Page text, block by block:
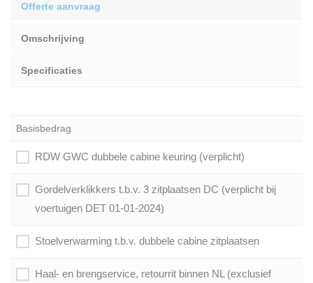
Offerte aanvraag
Omschrijving
Specificaties
Basisbedrag
RDW GWC dubbele cabine keuring (verplicht)
Gordelverklikkers t.b.v. 3 zitplaatsen DC (verplicht bij
voertuigen DET 01-01-2024)
Stoelverwarming t.b.v. dubbele cabine zitplaatsen
Haal- en brengservice, retourrit binnen NL (exclusief